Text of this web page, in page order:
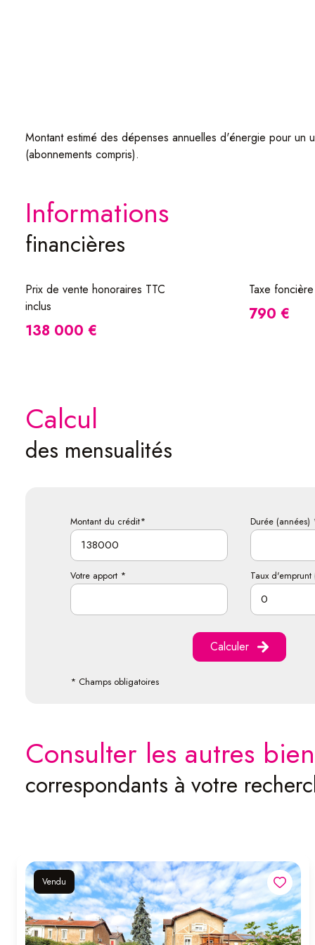
Montant estimé des dépenses annuelles d'énergie pour
(abonnements compris).
informations
financières
Prix de vente honoraires TTC
inclus
138 000 €
Taxe
790 €
calcul
des mensualités
Montant du crédit* Durée (années)
Votre apport * Taux d'emprunt
Calculer
* Champs obligatoires
consulter les autres
correspondants à votre
Vendu